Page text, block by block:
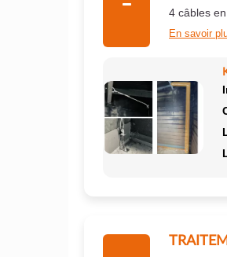
4 câbles
En savoir